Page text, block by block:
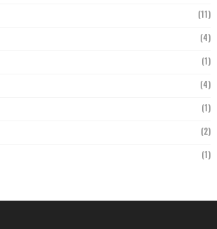
(11)
(4)
(1)
(4)
(1)
(2)
(1)